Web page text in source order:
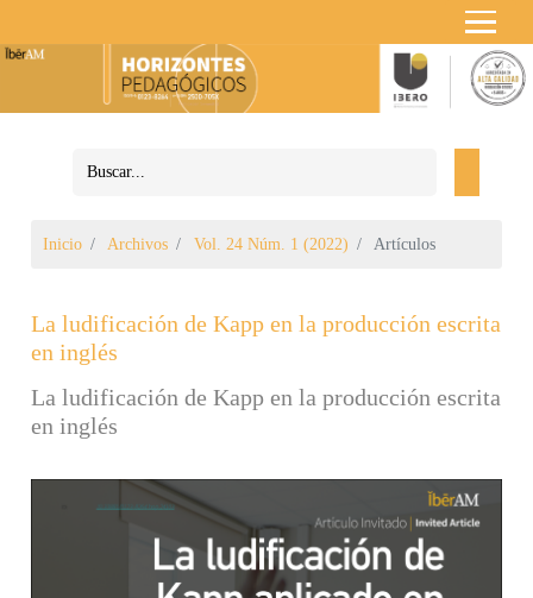
Inicio Archivos Vol. 24 Núm. 1 (2022) Artículos
La ludificación de Kapp en la producción escrita
en inglés
La ludificación de Kapp en la producción escrita
en inglés
Barra lateral del artículo